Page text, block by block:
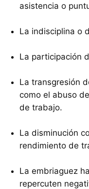
asistencia o
La indisciplina o
La participación
La transgresión
como el abuso
de trabajo.
La disminución
rendimiento de
La embriaguez
repercuten